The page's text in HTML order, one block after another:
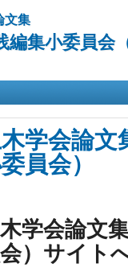
ン
ツ
に
移
文集
編集小委員会
学会論文
員会）
学会論文
）サイト